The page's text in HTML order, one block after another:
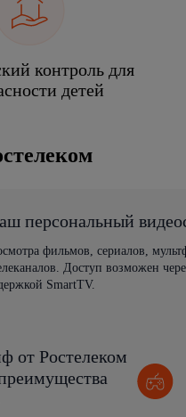
контроль для
детей
персональный
фильмов, сериалов,
Доступ возможен
SmartTV.
от Ростелеком